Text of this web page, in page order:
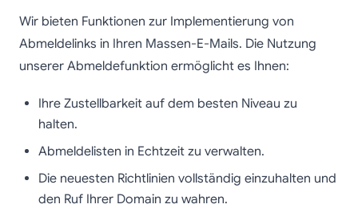
Wir bieten Funktionen zur Implementierung von
Abmeldelinks in Ihren Massen-E-Mails. Die Nutzung
unserer Abmeldefunktion ermöglicht es Ihnen:
Ihre Zustellbarkeit auf dem besten Niveau zu
halten.
Abmeldelisten in Echtzeit zu verwalten.
Die neuesten Richtlinien vollständig einzuhalten und
den Ruf Ihrer Domain zu wahren.